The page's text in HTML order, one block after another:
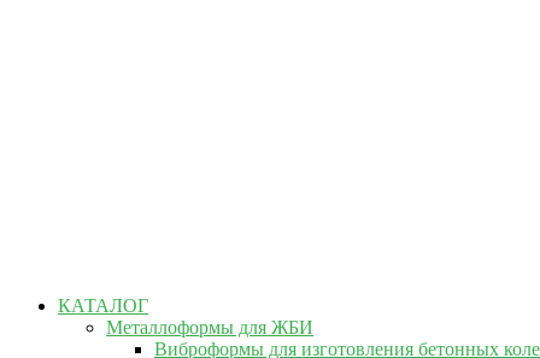
КАТАЛОГ
Металлоформы для ЖБИ
Виброформы для изготовления бетонных